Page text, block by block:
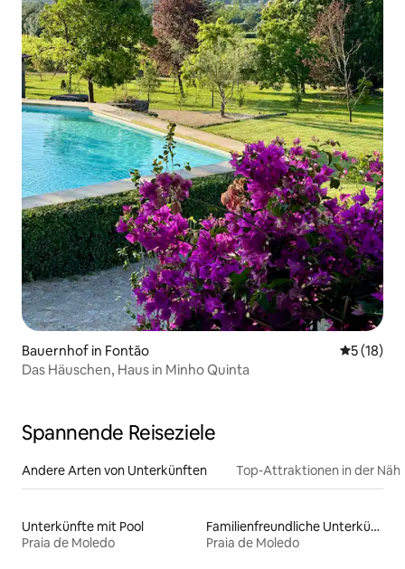
Bauernhof in Fontão
5 (18)
Das Häuschen, Haus in Minho Quinta
Spannende Reiseziele
Andere Arten von Unterkünften Top-Attraktionen in der
Unterkünfte mit Pool
Praia de Moledo
Familienfreundliche Unterkünfte
Praia de Moledo